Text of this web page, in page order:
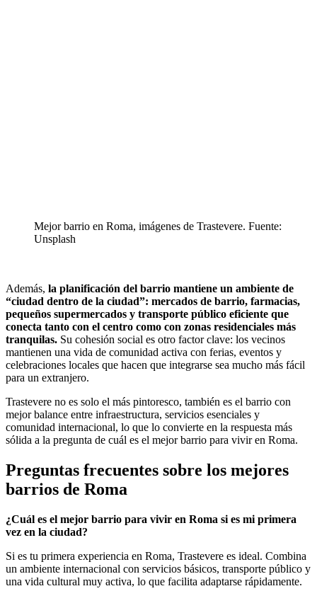
Mejor barrio en Roma, imágenes de Trastevere. Fuente:
Unsplash
Además, la planificación del barrio mantiene un ambiente de
“ciudad dentro de la ciudad”: mercados de barrio, farmacias,
pequeños supermercados y transporte público eficiente que
conecta tanto con el centro como con zonas residenciales más
tranquilas. Su cohesión social es otro factor clave: los vecinos
mantienen una vida de comunidad activa con ferias, eventos y
celebraciones locales que hacen que integrarse sea mucho más fácil
para un extranjero.
Trastevere no es solo el más pintoresco, también es el barrio con
mejor balance entre infraestructura, servicios esenciales y
comunidad internacional, lo que lo convierte en la respuesta más
sólida a la pregunta de cuál es el mejor barrio para vivir en Roma.
Preguntas frecuentes sobre los mejores
barrios de Roma
¿Cuál es el mejor barrio para vivir en Roma si es mi primera
vez en la ciudad?
Si es tu primera experiencia en Roma, Trastevere es ideal. Combina
un ambiente internacional con servicios básicos, transporte público y
una vida cultural muy activa, lo que facilita adaptarse rápidamente.